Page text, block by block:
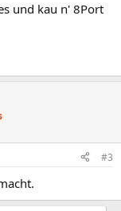
und kau n' 8Port
#3